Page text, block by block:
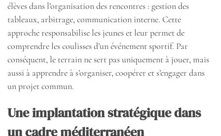
élèves dans l’organisation des rencontres : gestion des
tableaux, arbitrage, communication interne. Cette
approche responsabilise les jeunes et leur permet de
comprendre les coulisses d’un événement sportif. Par
conséquent, le terrain ne sert pas uniquement à jouer, mais
aussi à apprendre à s’organiser, coopérer et s’engager dans
un projet commun.
Une implantation stratégique dans
un cadre méditerranéen